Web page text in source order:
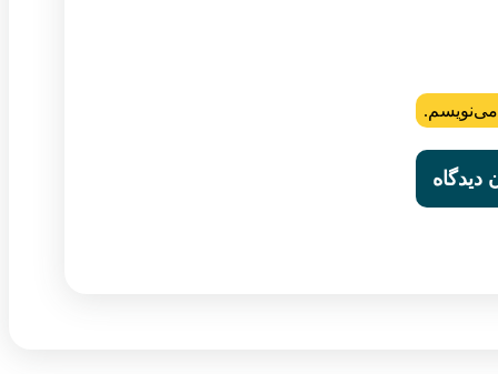
می‌نویسم.